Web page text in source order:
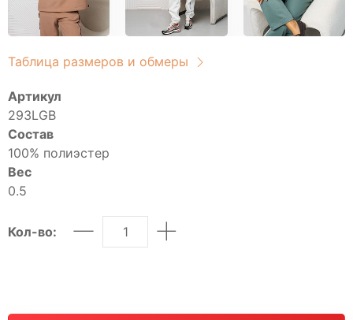
Майки
Платья
Рубашки
Толстовки
Туники
Футболки
Халаты
Шорты
МУЖСКОЕ
ДЕТСКОЕ
Таблица размеров и обмеры
Артикул
293LGB
Состав
100% полиэстер
Вес
0.5
Кол-во: